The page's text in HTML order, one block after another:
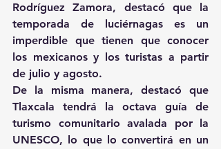
Rodríguez Zamora, destacó que la
temporada de luciérnagas es un
imperdible que tienen que conocer
los mexicanos y los turistas a partir
de julio y agosto.
De la misma manera, destacó que
Tlaxcala tendrá la octava guía de
turismo comunitario avalada por la
UNESCO, lo que lo convertirá en un